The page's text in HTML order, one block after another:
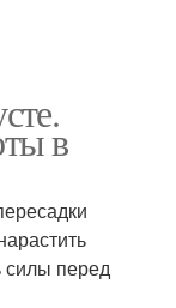
в
силы перед